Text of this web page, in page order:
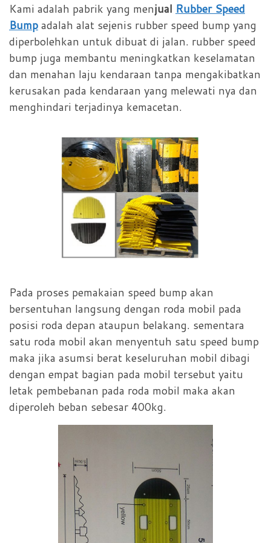
Kami adalah pabrik yang menjual Rubber Speed
Bumpadalah alat sejenis rubber speed bump yang
diperbolehkan untuk dibuat di jalan. rubber speed
bump juga membantu meningkatkan keselamatan
dan menahan laju kendaraan tanpa mengakibatkan
kerusakan pada kendaraan yang melewati nya dan
menghindari terjadinya kemacetan.
Pada proses pemakaian speed bump akan
bersentuhan langsung dengan roda mobil pada
posisi roda depan ataupun belakang. sementara
satu roda mobil akan menyentuh satu speed bump
maka jika asumsi berat keseluruhan mobil dibagi
dengan empat bagian pada mobil tersebut yaitu
letak pembebanan pada roda mobil maka akan
diperoleh beban sebesar 400kg.